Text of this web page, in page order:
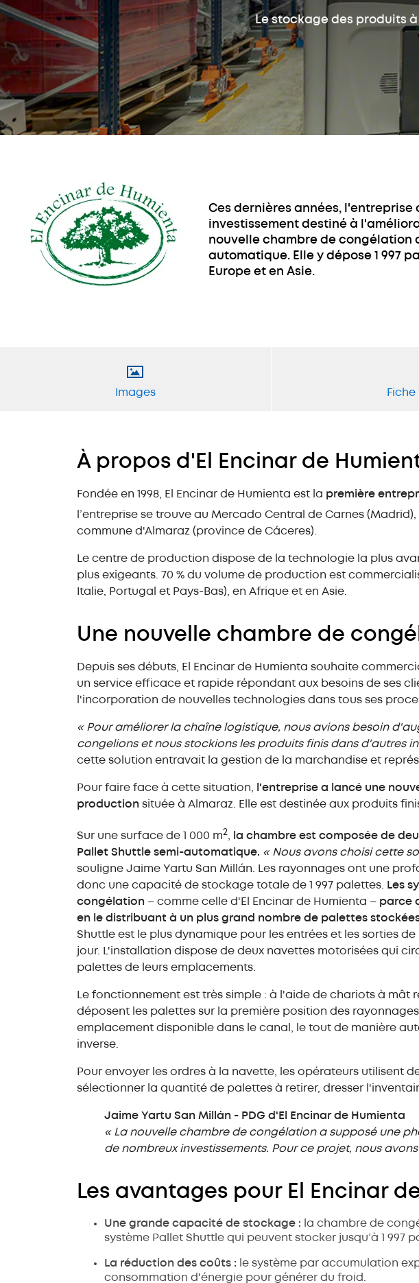
Le stockage des produits
Ces dernières années,
investissement destiné à
nouvelle chambre de congélation
automatique. Elle y dépose 1 997
Europe et en Asie.
Images
À propos d'El Encinar de
Fondée en 1998, El Encinar de Humienta est la première
l’entreprise se trouve au Mercado Central de Carnes
commune d'Almaraz (province de Cáceres).
Le centre de production dispose de la technologie la plus
plus exigeants. 70 % du volume de production est
Italie, Portugal et Pays-Bas), en Afrique et en Asie.
Une nouvelle chambre de
Depuis ses débuts, El Encinar de Humienta souhaite
un service efficace et rapide répondant aux besoins de ses
l'incorporation de nouvelles technologies dans tous ses
« Pour améliorer la chaîne logistique, nous avions besoin
congelions et nous stockions les produits finis dans d'autres
cette solution entravait la gestion de la marchandise et
Pour faire face à cette situation,
l'entreprise a lancé une
production située à Almaraz. Elle est destinée aux produits
Sur une surface de 1 000 m2, la chambre est composée de
Pallet Shuttle semi-automatique. « Nous avons choisi cette
souligne Jaime Yartu San Millán. Les rayonnages ont une
donc une capacité de stockage totale de 1 997 palettes. Les
congélation – comme celle d'El Encinar de Humienta – parce
en le distribuant à un plus grand nombre de palettes
Shuttle est le plus dynamique pour les entrées et les sorties
jour. L'installation dispose de deux navettes motorisées qui
palettes de leurs emplacements.
Le fonctionnement est très simple : à l'aide de chariots à
déposent les palettes sur la première position des
emplacement disponible dans le canal, le tout de manière
inverse.
Pour envoyer les ordres à la navette, les opérateurs utilisent
sélectionner la quantité de palettes à retirer, dresser
Jaime Yartu San Millán - PDG d'El Encinar de Humienta
« La nouvelle chambre de congélation a supposé une
de nombreux investissements. Pour ce projet, nous
Les avantages pour El Encinar
Une grande capacité de stockage : la chambre de
système Pallet Shuttle qui peuvent stocker jusqu’à 1 997
La réduction des coûts : le système par accumulation
consommation d'énergie pour générer du froid.